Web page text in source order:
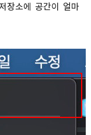
장소에 공간이 얼마